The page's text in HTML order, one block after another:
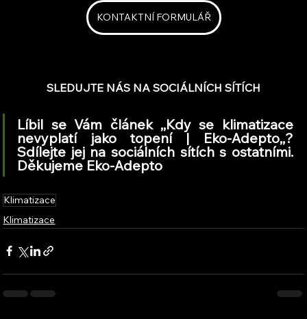
KONTAKTNÍ FORMULÁŘ
SLEDUJTE NÁS NA SOCIÁLNÍCH SÍTÍCH
Líbil se Vám článek ,,Kdy se klimatizace
nevyplatí jako topení | Eko-Adepto,,?
Sdílejte jej na sociálních sítích s ostatními.
Děkujeme Eko-Adepto
Klimatizace
Klimatizace